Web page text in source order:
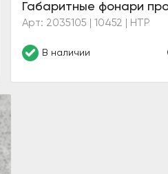
Арт: 2035105 | 10452 | HTP
В наличии